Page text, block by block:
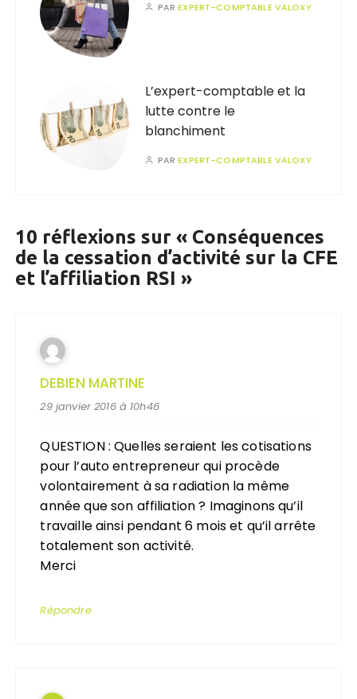
PAREXPERT-COMPTABLE VALOXY
L’expert-comptable et la
lutte contre le
blanchiment
PAREXPERT-COMPTABLE VALOXY
10 réflexions sur « Conséquences
de la cessation d’activité sur la CFE
et l’affiliation RSI »
DEBIEN MARTINE
29 janvier 2016 à 10h46
QUESTION : Quelles seraient les cotisations
pour l’auto entrepreneur qui procède
volontairement à sa radiation la même
année que son affiliation ? Imaginons qu’il
travaille ainsi pendant 6 mois et qu’il arrête
totalement son activité.
Merci
Répondre